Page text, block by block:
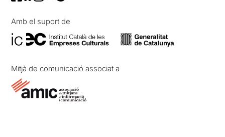
Amb el suport de
Mitjà de comunicació associat a